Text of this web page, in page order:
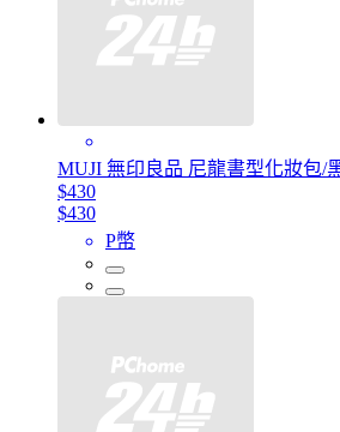
MUJI 無印良品 尼龍書型化妝包/
$430
$430
P幣